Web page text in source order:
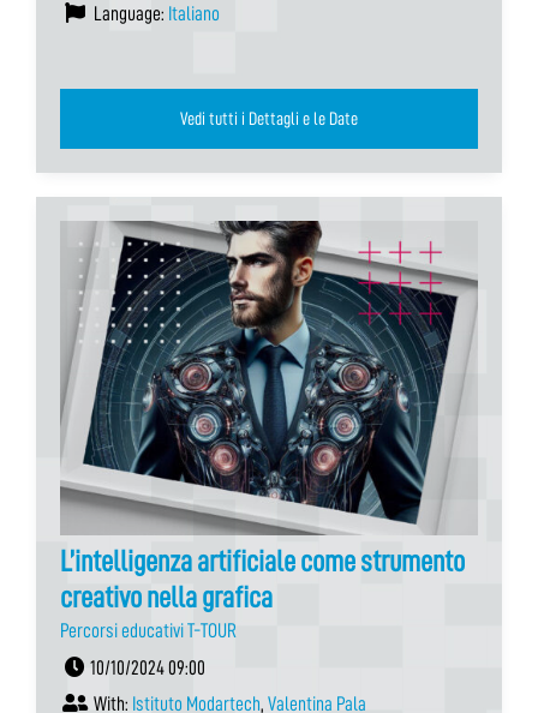
Language: Italiano
Vedi tutti i Dettagli e le Date
L’intelligenza artificiale come strumento
creativo nella grafica
Percorsi educativi T-TOUR
10/10/2024 09:00
With: Istituto Modartech, Valentina Pala